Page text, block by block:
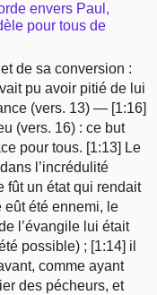
envers Paul,
pour tous de
de sa conversion :
pu avoir pitié de lui
(vers. 13) — [1:16]
(vers. 16) : ce but
pour tous. [1:13] Le
l’incrédulité
fût un état qui rendait
eût été ennemi, le
l’évangile lui était
possible) ; [1:14] il
comme ayant
des pécheurs, et